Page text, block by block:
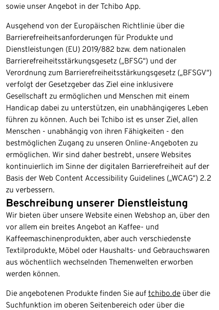
sowie unser Angebot in der Tchibo App.
Ausgehend von der Europäischen Richtlinie über die
Barrierefreiheitsanforderungen für Produkte und
Dienstleistungen (EU) 2019/882 bzw. dem nationalen
Barrierefreiheitsstärkungsgesetz („BFSG“) und der
Verordnung zum Barrierefreiheitsstärkungsgesetz („BFSGV“)
verfolgt der Gesetzgeber das Ziel eine inklusivere
Gesellschaft zu ermöglichen und Menschen mit einem
Handicap dabei zu unterstützen, ein unabhängigeres Leben
führen zu können. Auch bei Tchibo ist es unser Ziel, allen
Menschen - unabhängig von ihren Fähigkeiten - den
bestmöglichen Zugang zu unseren Online-Angeboten zu
ermöglichen. Wir sind daher bestrebt, unsere Websites
kontinuierlich im Sinne der digitalen Barrierefreiheit auf der
Basis der Web Content Accessibility Guidelines („WCAG“) 2.2
zu verbessern.
Beschreibung unserer Dienstleistung
Wir bieten über unsere Website einen Webshop an, über den
vor allem ein breites Angebot an Kaffee- und
Kaffeemaschinenprodukten, aber auch verschiedenste
Textilprodukte, Möbel oder Haushalts- und Gebrauchswaren
aus wöchentlich wechselnden Themenwelten erworben
werden können.
Die angebotenen Produkte finden Sie auf tchibo.de über die
Suchfunktion im oberen Seitenbereich oder über die